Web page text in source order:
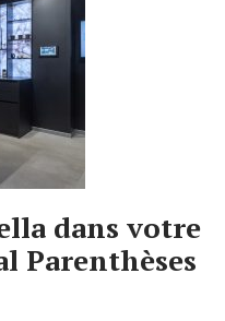
Parenthèses